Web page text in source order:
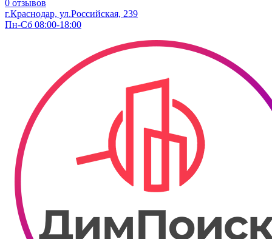
0 отзывов
г.Краснодар, ул.Российская, 239
Пн-Сб 08:00-18:00